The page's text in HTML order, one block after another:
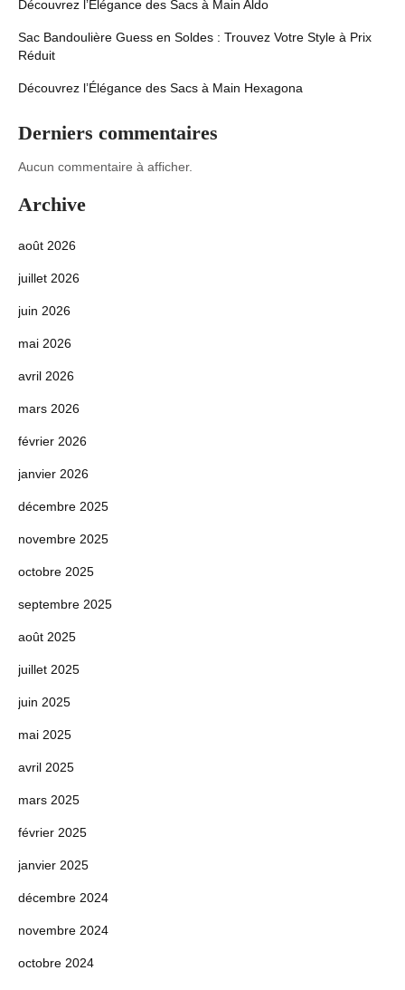
Découvrez l’Élégance des Sacs à Main Aldo
Sac Bandoulière Guess en Soldes : Trouvez Votre Style à Prix
Réduit
Découvrez l’Élégance des Sacs à Main Hexagona
Derniers commentaires
Aucun commentaire à afficher.
Archive
août 2026
juillet 2026
juin 2026
mai 2026
avril 2026
mars 2026
février 2026
janvier 2026
décembre 2025
novembre 2025
octobre 2025
septembre 2025
août 2025
juillet 2025
juin 2025
mai 2025
avril 2025
mars 2025
février 2025
janvier 2025
décembre 2024
novembre 2024
octobre 2024